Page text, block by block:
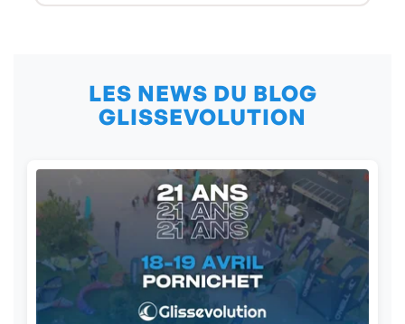
LES NEWS DU BLOG
GLISSEVOLUTION